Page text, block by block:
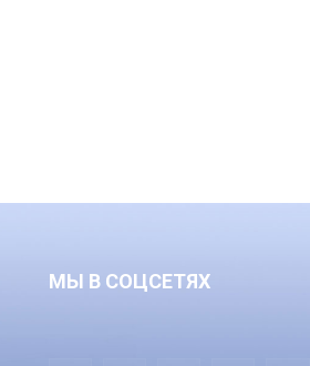
МЫ В СОЦСЕТЯХ